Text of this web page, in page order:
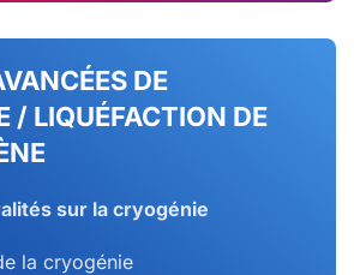
DE
/ LIQUÉFACTION DE
sur la cryogénie
la cryogénie